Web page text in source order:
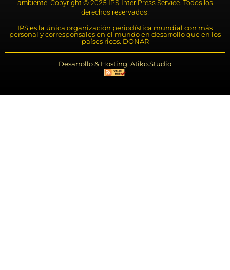
ambiente. Copyright © 2025 IPS-Inter Press Service. Todos los
derechos reservados.
IPS es la única organización periodística mundial con más
personal y corresponsales en el mundo en desarrollo que en los
países ricos. DONAR
Desarrollo & Hosting: Atiko.Studio